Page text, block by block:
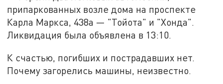
припаркованных возле дома на проспекте
Карла Маркса, 438а — "Тойота" и "Хонда".
Ликвидация была объявлена в 13:10.
К счастью, погибших и пострадавших нет.
Почему загорелись машины, неизвестно.